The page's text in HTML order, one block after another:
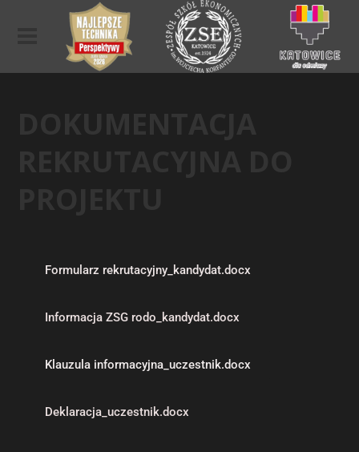
Formularz rekrutacyjny_kandydat.docx
Informacja ZSG rodo_kandydat.docx
Klauzula informacyjna_uczestnik.docx
Deklaracja_uczestnik.docx